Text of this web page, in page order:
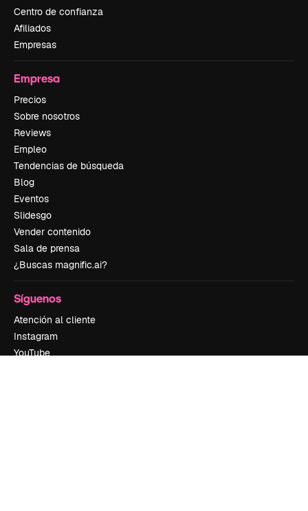
Centro de confianza
Afiliados
Empresas
Empresa
Precios
Sobre nosotros
Reviews
Empleo
Tendencias de búsqueda
Blog
Eventos
Slidesgo
Vender contenido
Sala de prensa
¿Buscas magnific.ai?
Síguenos
Atención al cliente
Instagram
YouTube